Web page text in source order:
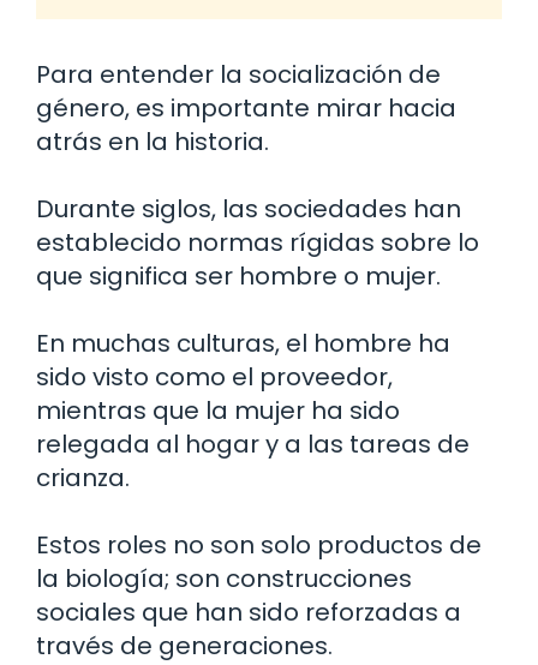
Para entender la socialización de
género, es importante mirar hacia
atrás en la historia.
Durante siglos, las sociedades han
establecido normas rígidas sobre lo
que significa ser hombre o mujer.
En muchas culturas, el hombre ha
sido visto como el proveedor,
mientras que la mujer ha sido
relegada al hogar y a las tareas de
crianza.
Estos roles no son solo productos de
la biología; son construcciones
sociales que han sido reforzadas a
través de generaciones.